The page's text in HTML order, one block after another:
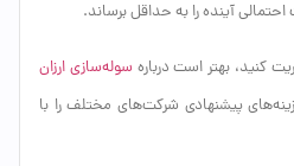
آینده را به حداقل برساند.
کنید، بهتر است درباره سوله‌سازی ارزان
پیشنهادی شرکت‌های مختلف را با